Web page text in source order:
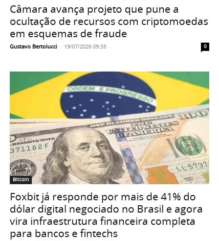
Câmara avança projeto que pune a
ocultação de recursos com criptomoedas
em esquemas de fraude
Gustavo Bertolucci - 19/07/2026 09:33 0
Bitcoin
Foxbit já responde por mais de 41% do
dólar digital negociado no Brasil e agora
vira infraestrutura financeira completa
para bancos e fintechs